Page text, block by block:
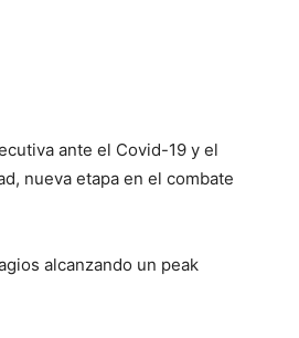
ante el Covid-19 y el
nueva etapa en el combate
alcanzando un peak